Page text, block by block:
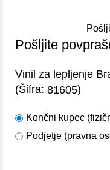
Pošljite
Vinil za lepljenje
(Šifra: 81605)
Končni kupec
Podjetje (pravna